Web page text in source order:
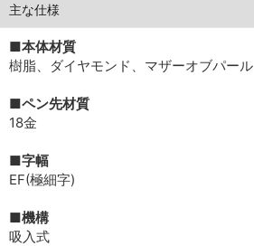
主な仕様
■本体材質
樹脂、ダイヤモンド、マザーオブパール
■ペン先材質
18金
■字幅
EF(極細字)
■機構
吸入式